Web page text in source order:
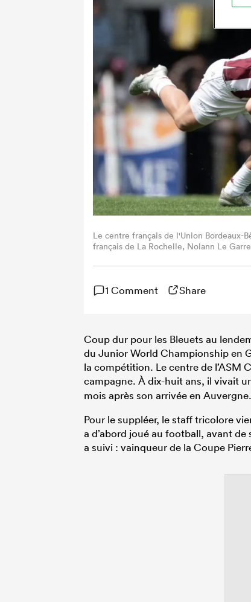
Le centre français de l'Union Bordeaux-
français de La Rochelle, Nolann Le
le 18 avril 2026. (Photo de XAVIER
1 Comment Share
Coup dur pour les Bleuets au
du Junior World Championship en
la compétition. Le centre de l’ASM
campagne. À dix-huit ans, il vivait
mois après son arrivée en
Pour le suppléer, le staff tricolore
a d’abord joué au football, avant de
a suivi : vainqueur de la Coupe